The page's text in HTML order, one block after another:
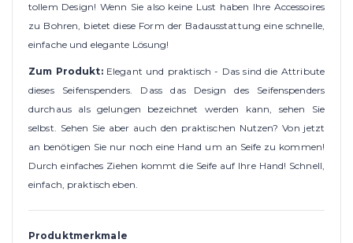
tollem Design! Wenn Sie also keine Lust haben Ihre Accessoires
zu Bohren, bietet diese Form der Badausstattung eine schnelle,
einfache und elegante Lösung!
Zum Produkt:Elegant und praktisch - Das sind die Attribute
dieses Seifenspenders. Dass das Design des Seifenspenders
durchaus als gelungen bezeichnet werden kann, sehen Sie
selbst. Sehen Sie aber auch den praktischen Nutzen? Von jetzt
an benötigen Sie nur noch eine Hand um an Seife zu kommen!
Durch einfaches Ziehen kommt die Seife auf Ihre Hand! Schnell,
einfach, praktisch eben.
Produktmerkmale